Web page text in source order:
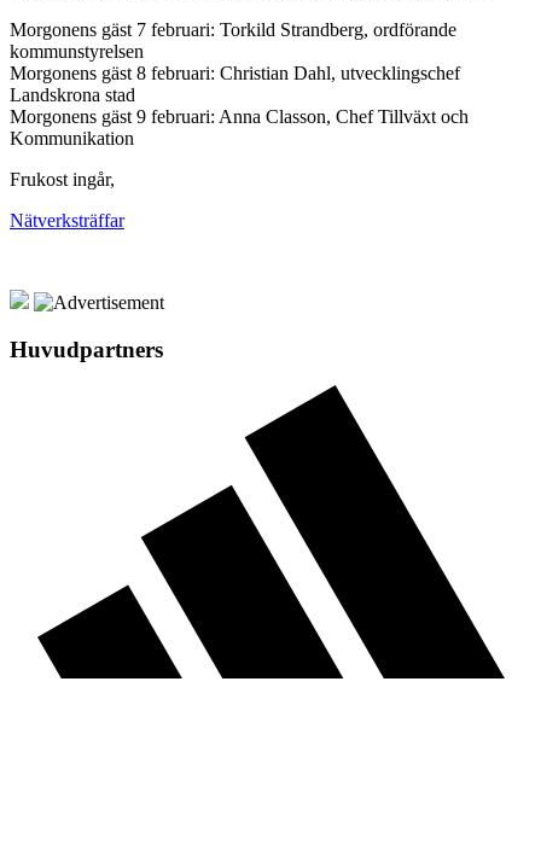
Morgonens gäst 7 februari: Torkild Strandberg, ordförande
kommunstyrelsen
Morgonens gäst 8 februari: Christian Dahl, utvecklingschef
Landskrona stad
Morgonens gäst 9 februari: Anna Classon, Chef Tillväxt och
Kommunikation
Frukost ingår,
Nätverksträffar
Huvudpartners